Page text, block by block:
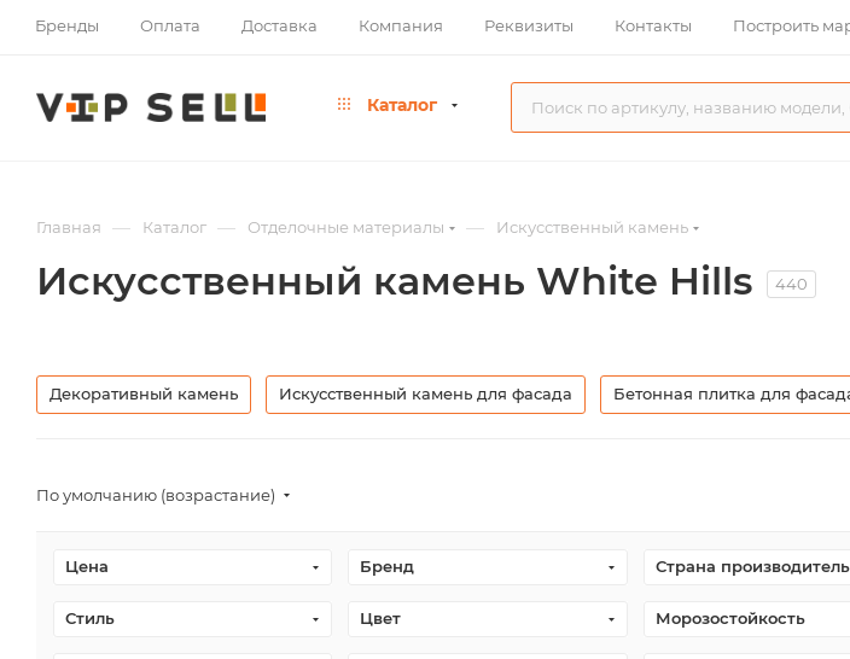
Бренды Оплата Доставка Компания Реквизиты Контакты Построить
Каталог
Главная — Каталог — Отделочные материалы — Искусственный камень
Искусственный камень White Hills 440
Декоративный камень Искусственный камень для фасада Бетонная плитка для
По умолчанию (возрастание)
Цена Бренд Страна производитель
Стиль Цвет Морозостойкость